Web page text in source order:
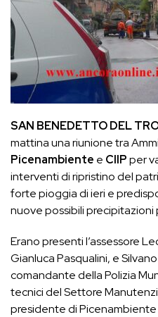
SAN BENEDETTO DEL
mattina una riunione tra
Picenambiente e CIIPper
interventi di ripristino del
forte pioggia di ieri e
nuove possibili precipitazioni
Erano presenti l’assessore
Gianluca Pasqualini, e
comandante della Polizia
tecnici del Settore
presidente di Picenambiente